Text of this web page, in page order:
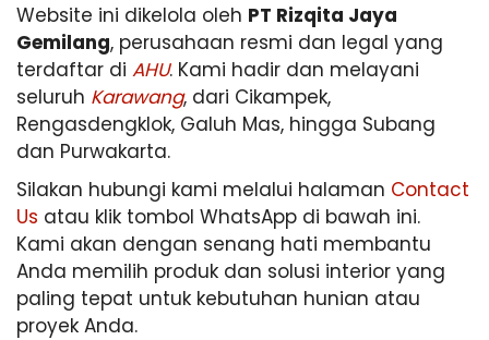
Website ini dikelola oleh PT Rizqita Jaya
Gemilang, perusahaan resmi dan legal yang
terdaftar di AHU. Kami hadir dan melayani
seluruh Karawang, dari Cikampek,
Rengasdengklok, Galuh Mas, hingga Subang
dan Purwakarta.
Silakan hubungi kami melalui halaman Contact
Us atau klik tombol WhatsApp di bawah ini.
Kami akan dengan senang hati membantu
Anda memilih produk dan solusi interior yang
paling tepat untuk kebutuhan hunian atau
proyek Anda.